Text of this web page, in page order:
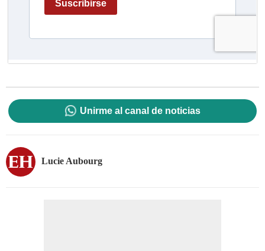
Unirme al canal de noticias
Lucie Aubourg